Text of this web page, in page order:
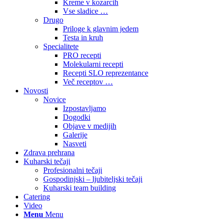
Kreme v kozarcih
Vse sladice …
Drugo
Priloge k glavnim jedem
Testa in kruh
Specialitete
PRO recepti
Molekularni recepti
Recepti SLO reprezentance
Več receptov …
Novosti
Novice
Izpostavljamo
Dogodki
Objave v medijih
Galerije
Nasveti
Zdrava prehrana
Kuharski tečaji
Profesionalni tečaji
Gospodinjski – ljubiteljski tečaji
Kuharski team building
Catering
Video
Menu Menu